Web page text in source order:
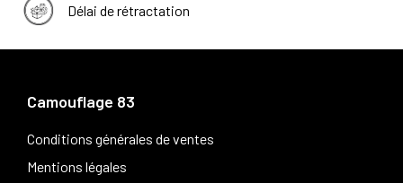
Délai de rétractation
Camouflage 83
Conditions générales de ventes
Mentions légales